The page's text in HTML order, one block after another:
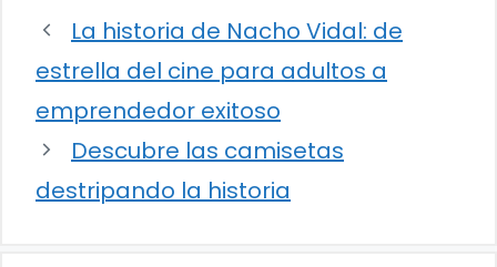
La historia de Nacho Vidal: de
estrella del cine para adultos a
emprendedor exitoso
Descubre las camisetas
destripando la historia